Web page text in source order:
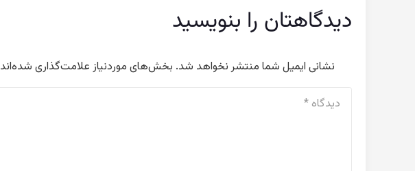
دیدگاهتان را بنویسید
نشانی ایمیل شما منتشر نخواهد شد. بخش‌های موردنیاز علامت‌گذاری شده‌اند